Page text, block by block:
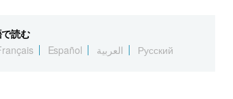
読む
Español العربية Русский